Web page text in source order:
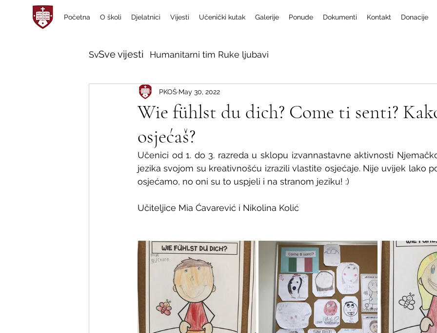
Početna O školi Djelatnici Vijesti Učenički kutak Galerije Ponude Dokumenti Kontakt Donacije
Sve vijesti Humanitarni tim Ruke ljubavi
Wie fühlst du dich? Come ti senti?
osjećaš?
PKOŠ May 30, 2022
Učenici od 1. do 3. razreda u sklopu izvannastavne aktivnosti
jezika svojom su kreativnošću izrazili vlastite osjećaje. Nije uvijek lako
osjećamo, no oni su to uspjeli i na stranom jeziku! :)
Učiteljice Mia Ćavarević i Nikolina Kolić
Sve vijesti